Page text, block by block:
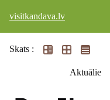
visitkandava.lv
Skats :
Aktuālie